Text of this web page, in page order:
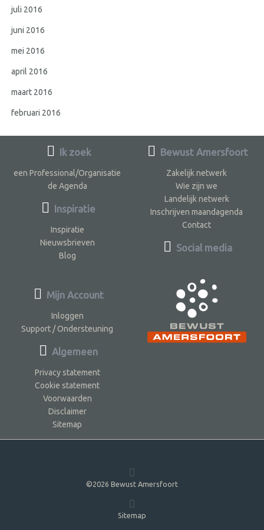
juli 2016
juni 2016
mei 2016
april 2016
maart 2016
februari 2016
Ik zoek
een Professional/Organisatie
de Agenda
Inspiratie
Inspiratie
Nieuwsbrieven
Blog
Bewust Amersfoort
Zakelijk netwerk
Wie zijn we
Landelijk netwerk
Inschrijven maandagenda
Contact
Social media
Mijn Account
Inloggen
Support / Ondersteuning
Algemeen
Privacy statement
Cookie statement
Voorwaarden
Disclaimer
Sitemap
©2026 Bewust Amersfoort
Sitemap